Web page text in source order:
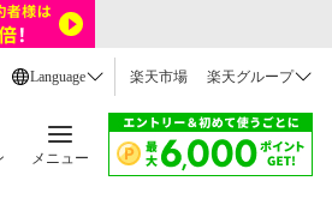
Language 楽天市場 楽天グループ
メニュー